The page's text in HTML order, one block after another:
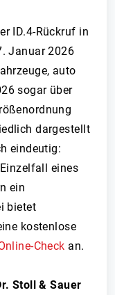
ID.4-Rückruf in
Januar 2026
auto
sogar über
dargestellt
eindeutig:
eines
ein
bietet
kostenlose
Check an.
Stoll & Sauer